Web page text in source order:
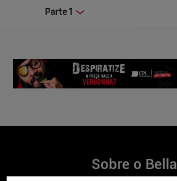
Parte 1
Sobre o Bella